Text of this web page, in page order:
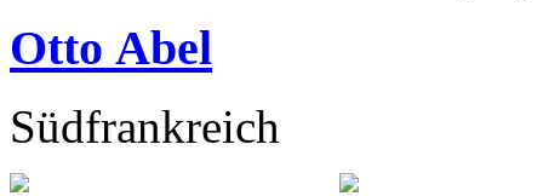
Otto Abel
Südfrankreich